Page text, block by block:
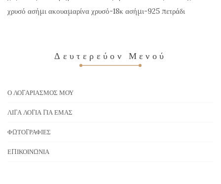
χρυσό ασήμι ακουαμαρίνα χρυσό-18κ ασήμι-925 πετράδι
Δευτερεύον Μενού
Ο ΛΟΓΑΡΙΑΣΜΌΣ ΜΟΥ
ΛΊΓΑ ΛΌΓΙΑ ΓΙΑ ΕΜΆΣ
ΦΩΤΟΓΡΑΦΊΕΣ
ΕΠΙΚΟΙΝΩΝΊΑ